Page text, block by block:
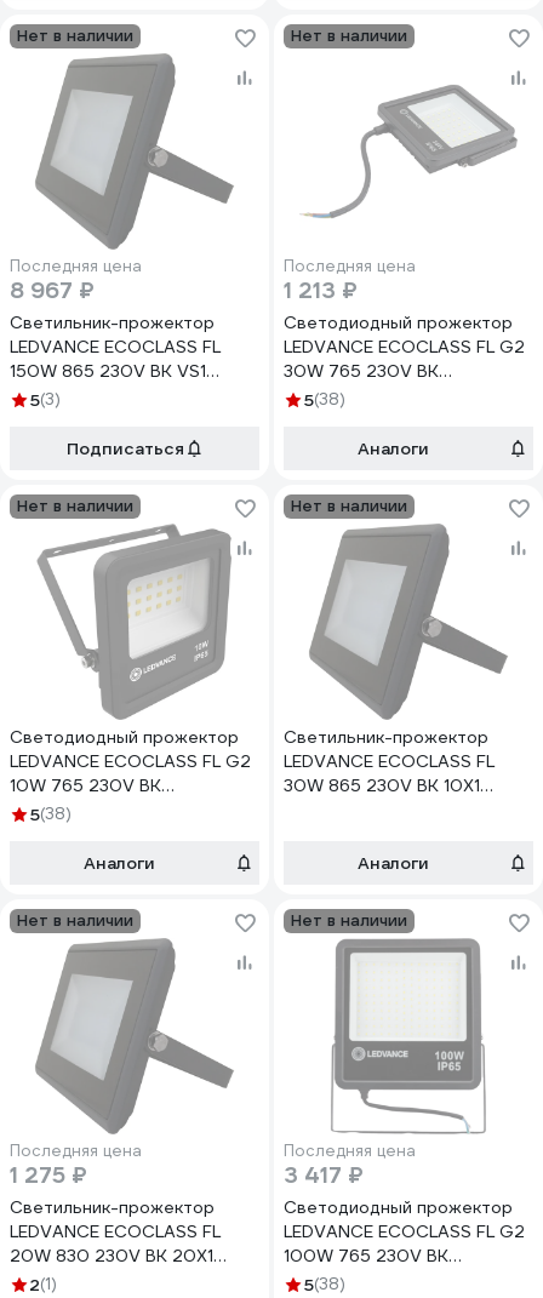
Нет в наличии
Последняя цена
8 967 ₽
Светильник-прожектор
LEDVANCE ECOCLASS FL
150W 865 230V BK VS1
4058075183513
5(3)
Подписаться
Нет в наличии
Последняя цена
1 213 ₽
Светодиодный прожектор
LEDVANCE ECOCLASS FL G2
30W 765 230V BK
4058075709317
5(38)
Аналоги
Нет в наличии
Светодиодный прожектор
LEDVANCE ECOCLASS FL G2
10W 765 230V BK
4058075709232
5(38)
Аналоги
Нет в наличии
Светильник-прожектор
LEDVANCE ECOCLASS FL
30W 865 230V BK 10X1
Аналоги
Нет в наличии
Последняя цена
1 275 ₽
Светильник-прожектор
LEDVANCE ECOCLASS FL
20W 830 230V BK 20X1
4058075176577
2(1)
Нет в наличии
Последняя цена
3 417 ₽
Светодиодный прожектор
LEDVANCE ECOCLASS FL G2
100W 765 230V BK
4058075709393
5(38)